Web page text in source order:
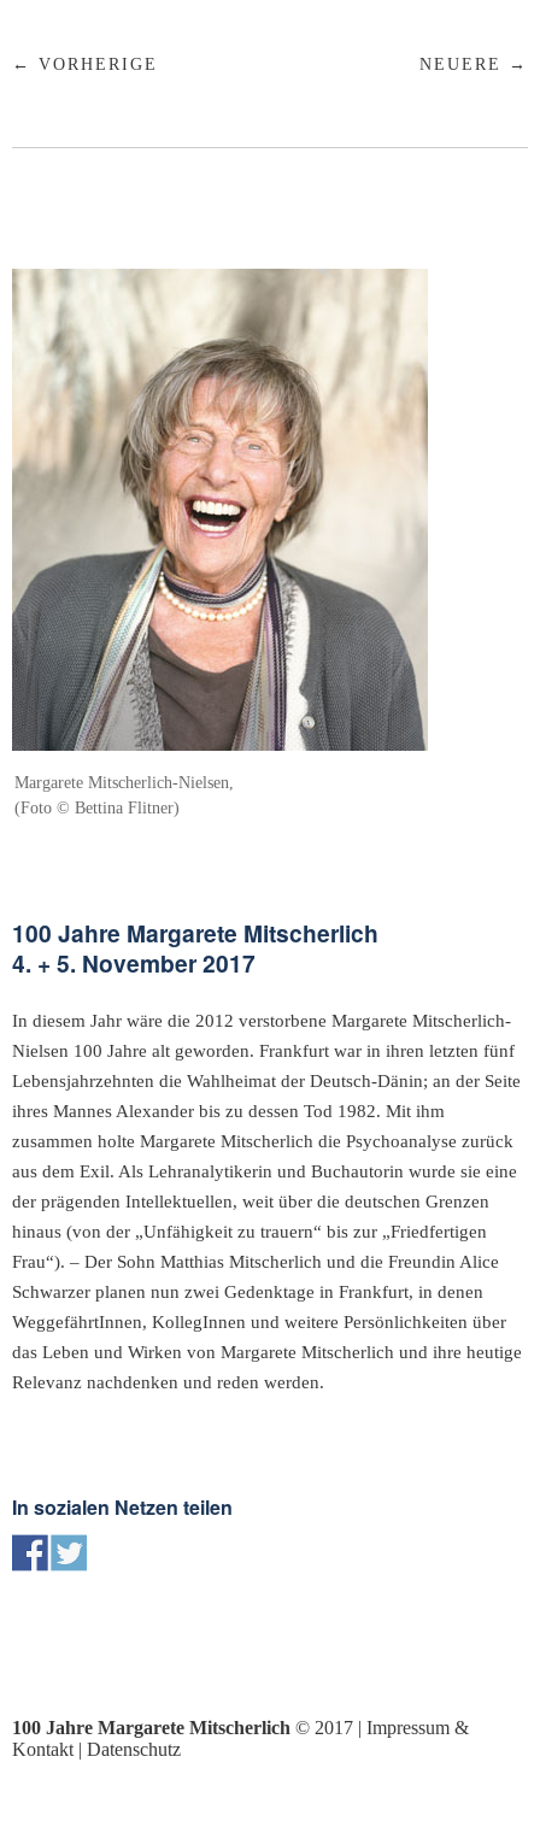
← VORHERIGE NEUERE →
Margarete Mitscherlich-Nielsen,
(Foto © Bettina Flitner)
100 Jahre Margarete Mitscherlich
4. + 5. November 2017
In diesem Jahr wäre die 2012 verstorbene Margarete Mitscherlich-
Nielsen 100 Jahre alt geworden. Frankfurt war in ihren letzten fünf
Lebensjahrzehnten die Wahlheimat der Deutsch-Dänin; an der Seite
ihres Mannes Alexander bis zu dessen Tod 1982. Mit ihm
zusammen holte Margarete Mitscherlich die Psychoanalyse zurück
aus dem Exil. Als Lehranalytikerin und Buchautorin wurde sie eine
der prägenden Intellektuellen, weit über die deutschen Grenzen
hinaus (von der „Unfähigkeit zu trauern“ bis zur „Friedfertigen
Frau“). – Der Sohn Matthias Mitscherlich und die Freundin Alice
Schwarzer planen nun zwei Gedenktage in Frankfurt, in denen
WeggefährtInnen, KollegInnen und weitere Persönlichkeiten über
das Leben und Wirken von Margarete Mitscherlich und ihre heutige
Relevanz nachdenken und reden werden.
In sozialen Netzen teilen
100 Jahre Margarete Mitscherlich © 2017 | Impressum &
Kontakt | Datenschutz